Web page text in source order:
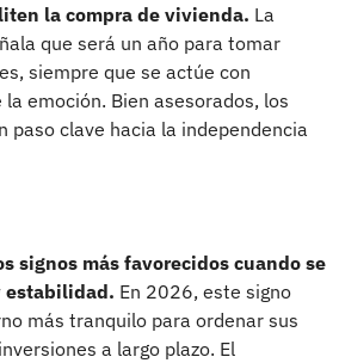
la compra de vivienda. La
que será un año para tomar
siempre que se actúe con
emoción. Bien asesorados, los
paso clave hacia la independencia
signos más favorecidos cuando se
estabilidad. En 2026, este signo
más tranquilo para ordenar sus
a largo plazo. El